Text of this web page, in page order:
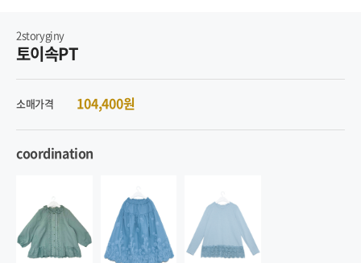
2storyginy
토이속PT
소매가격 104,400원
coordination